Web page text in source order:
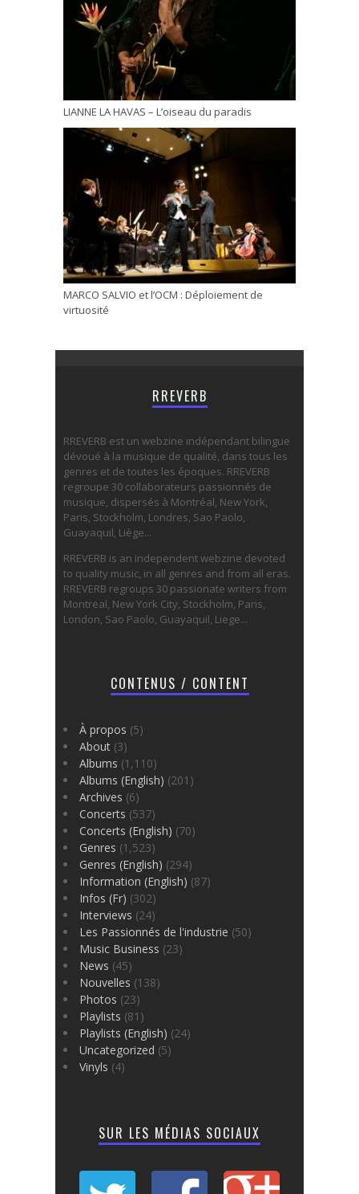
LIANNE LA HAVAS – L’oiseau du paradis
MARCO SALVIO et l’OCM : Déploiement de
virtuosité
RREVERB
RREVERB est un webzine indépendant bilingue
dévoué à la musique de qualité, dans tous les
genres et de toutes les époques. RREVERB
regroupe 30 collaborateurs passionnés de
musique, dispersés à Montréal, New York,
Paris, Stockholm, Londres, Sao Paolo,
Guayaquil, Liège...
RREVERB is an independent webzine devoted
to quality music, in all genres and from all eras.
RREVERB regroups 30 passionate writers from
Montreal, New York City, Stockholm, Paris,
London, Sao Paolo, Guayaquil, Liege...
CONTENUS / CONTENT
À propos (5)
About (3)
Albums (1,110)
Albums (English) (201)
Archives (6)
Concerts (537)
Concerts (English) (70)
Genres (1,523)
Genres (English) (294)
Information (English) (87)
Infos (Fr) (302)
Interviews (24)
Les Passionnés de l'industrie (50)
Music Business (23)
News (45)
Nouvelles (138)
Photos (23)
Playlists (81)
Playlists (English) (24)
Uncategorized (5)
Vinyls (4)
SUR LES MÉDIAS SOCIAUX